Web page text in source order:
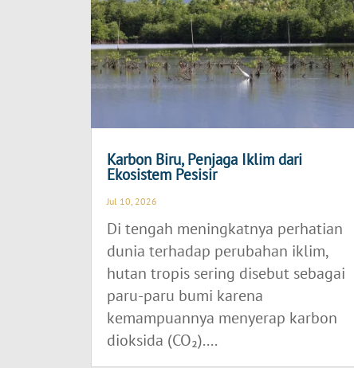
Karbon Biru, Penjaga Iklim dari
Ekosistem Pesisir
Jul 10, 2026
Di tengah meningkatnya perhatian
dunia terhadap perubahan iklim,
hutan tropis sering disebut sebagai
paru-paru bumi karena
kemampuannya menyerap karbon
dioksida (CO₂)....